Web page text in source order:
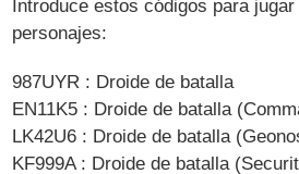
Introduce estos códigos para
personajes:
987UYR : Droide de batalla
EN11K5 : Droide de batalla
LK42U6 : Droide de batalla
KF999A : Droide de batalla